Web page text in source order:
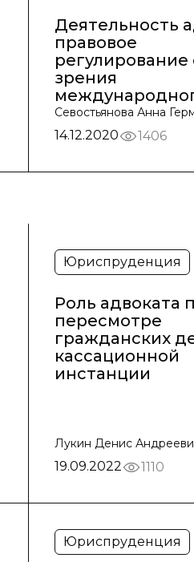
Деятельность
правовое
регулирование
зрения
Севостьянова Анна
14.12.2020 1406
Юриспруденция
Роль адвоката
пересмотре
гражданских
кассационной
инстанции
Лукин Денис
19.09.2022 1110
Юриспруденция